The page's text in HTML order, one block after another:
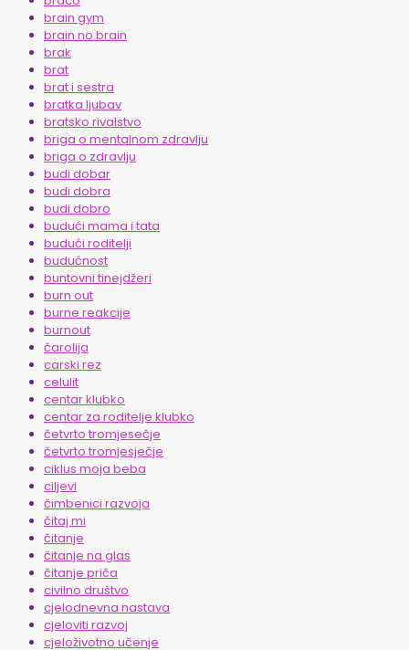
brain gym
brain no brain
brak
brat
brat i sestra
bratka ljubav
bratsko rivalstvo
briga o mentalnom zdravlju
briga o zdravlju
budi dobar
budi dobra
budi dobro
budući mama i tata
budući roditelji
budućnost
buntovni tinejdžeri
burn out
burne reakcije
burnout
čarolija
carski rez
celulit
centar klubko
centar za roditelje klubko
četvrto tromjesečje
četvrto tromjesječje
ciklus moja beba
ciljevi
čimbenici razvoja
čitaj mi
čitanje
čitanje na glas
čitanje priča
civilno društvo
cjelodnevna nastava
cjeloviti razvoj
cjeloživotno učenje